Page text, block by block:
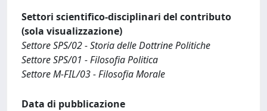
Settori scientifico-disciplinari del contributo
(sola visualizzazione)
Settore SPS/02 - Storia delle Dottrine Politiche
Settore SPS/01 - Filosofia Politica
Settore M-FIL/03 - Filosofia Morale
Data di pubblicazione